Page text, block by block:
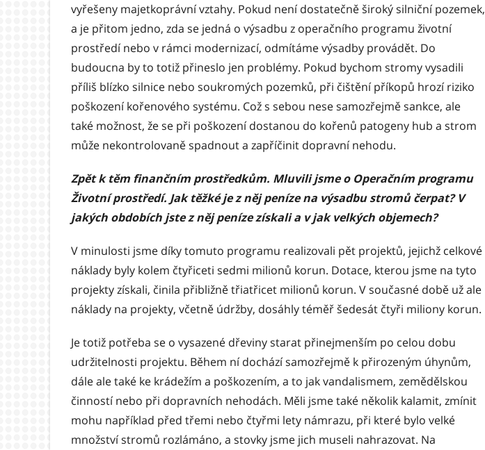
vyřešeny majetkoprávní vztahy. Pokud není dostatečně široký silniční pozemek,
a je přitom jedno, zda se jedná o výsadbu z operačního programu životní
prostředí nebo v rámci modernizací, odmítáme výsadby provádět. Do
budoucna by to totiž přineslo jen problémy. Pokud bychom stromy vysadili
příliš blízko silnice nebo soukromých pozemků, při čištění příkopů hrozí riziko
poškození kořenového systému. Což s sebou nese samozřejmě sankce, ale
také možnost, že se při poškození dostanou do kořenů patogeny hub a strom
může nekontrolovaně spadnout a zapříčinit dopravní nehodu.
Zpět k těm finančním prostředkům. Mluvili jsme o Operačním programu
Životní prostředí. Jak těžké je z něj peníze na výsadbu stromů čerpat? V
jakých obdobích jste z něj peníze získali a v jak velkých objemech?
V minulosti jsme díky tomuto programu realizovali pět projektů, jejichž celkové
náklady byly kolem čtyřiceti sedmi milionů korun. Dotace, kterou jsme na tyto
projekty získali, činila přibližně třiatřicet milionů korun. V současné době už ale
náklady na projekty, včetně údržby, dosáhly téměř šedesát čtyři miliony korun.
Je totiž potřeba se o vysazené dřeviny starat přinejmenším po celou dobu
udržitelnosti projektu. Během ní dochází samozřejmě k přirozeným úhynům,
dále ale také ke krádežím a poškozením, a to jak vandalismem, zemědělskou
činností nebo při dopravních nehodách. Měli jsme také několik kalamit, zmínit
mohu například před třemi nebo čtyřmi lety námrazu, při které bylo velké
množství stromů rozlámáno, a stovky jsme jich museli nahrazovat. Na